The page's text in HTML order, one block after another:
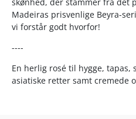
Madeiras prisvenlige Beyra-
vi forstår godt hvorfor!
----
En herlig rosé til hygge, tapas,
asiatiske retter samt cremede